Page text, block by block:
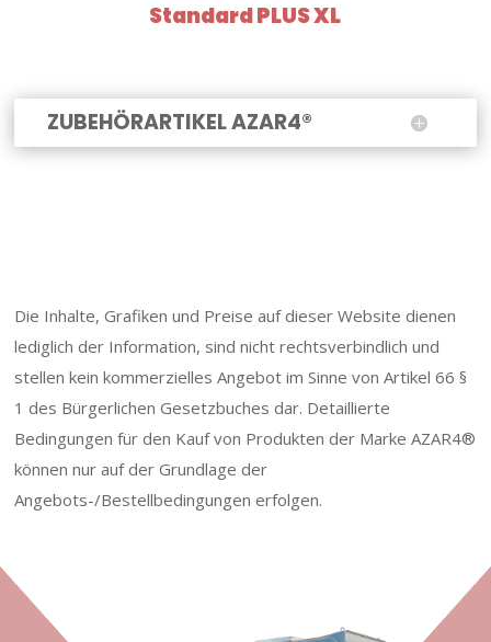
Standard PLUS XL
ZUBEHÖRARTIKEL AZAR4®
Die Inhalte, Grafiken und Preise auf dieser Website dienen
lediglich der Information, sind nicht rechtsverbindlich und
stellen kein kommerzielles Angebot im Sinne von Artikel 66 §
1 des Bürgerlichen Gesetzbuches dar. Detaillierte
Bedingungen für den Kauf von Produkten der Marke AZAR4®
können nur auf der Grundlage der
Angebots-/Bestellbedingungen erfolgen.